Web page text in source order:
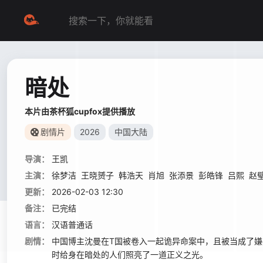
暗处
本片由茶杯狐cupfox提供播放
剧情片 2026 中国大陆
导演：
王凯
主演：
徐梦洁 王晓赟子 韩浩天 肖旭 张添景 彭皓锋 吕熙 赵
更新：
2026-02-03 12:30
备注：
已完结
语言：
汉语普通话
剧情：
中国博主沈曼在T国被卷入一起诡异命案中，且被当成了
时给身在暗处的人们照亮了一道正义之光。